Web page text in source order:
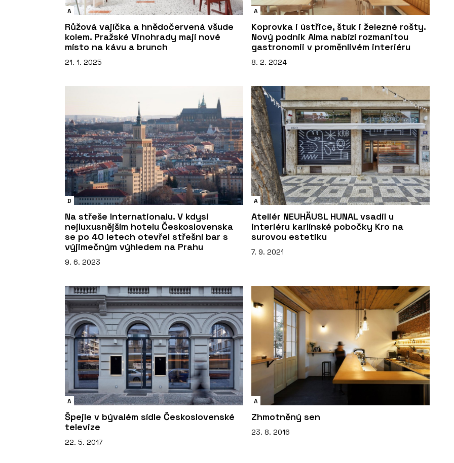
A
Růžová vajíčka a hnědočervená všude
kolem. Pražské Vinohrady mají nové
místo na kávu a brunch
21. 1. 2025
A
Koprovka i ústřice, štuk i železné rošty.
Nový podnik Alma nabízí rozmanitou
gastronomii v proměnlivém interiéru
8. 2. 2024
D
Na střeše Internationalu. V kdysi
nejluxusnějším hotelu Československa
se po 40 letech otevřel střešní bar s
výjimečným výhledem na Prahu
9. 6. 2023
A
Ateliér NEUHÄUSL HUNAL vsadil u
interiéru karlínské pobočky Kro na
surovou estetiku
7. 9. 2021
A
Špejle v bývalém sídle Československé
televize
22. 5. 2017
A
Zhmotněný sen
23. 8. 2016